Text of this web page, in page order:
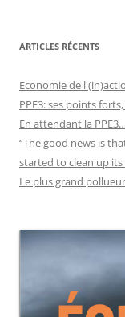
ARTICLES RÉCENTS
Economie de
PPE3: ses points
En attendant la PPE3…
“The good news is
started to clean up its
Le plus grand